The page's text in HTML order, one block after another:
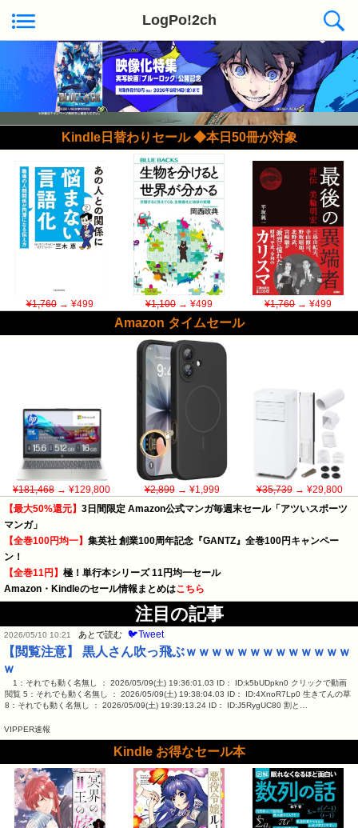
LogPo!2ch
Kindle日替わりセール ◆本日50冊が対象
¥1,760→ ¥499 ¥1,100→ ¥499 ¥1,760→ ¥499
Amazon タイムセール
¥181,468 → ¥129,800 ¥2,899→ ¥1,999 ¥35,739→ ¥29,800
【最大50%還元】 3日間限定 Amazon公式マンガ毎週末セール「アツいスポーツ
マンガ」
【全巻100円均一】 集英社 創業100周年記念『GANTZ』全巻100円キャンペー
ン！
【全巻11円】 極！単行本シリーズ 11円均一セール
Amazon・Kindleのセール情報まとめはこちら
注目の記事
2026/05/10 10:21 あとで読む 🐦Tweet
【閲覧注意】 黒人さん吹っ飛ぶｗｗｗｗｗｗｗｗｗｗｗｗｗ
ｗ
1：それでも動く名無し ： 2026/05/09(土) 19:36:01.03 ID： ID:k5bUDpkn0 クリックで動画
閲覧 5：それでも動く名無し ： 2026/05/09(土) 19:38:04.03 ID： ID:4XnoR7Lp0 生きてんの草
8：それでも動く名無し ： 2026/05/09(土) 19:39:13.24 ID： ID:J5RygUC80 割と…
VIPPER速報
Kindle お得なセール本